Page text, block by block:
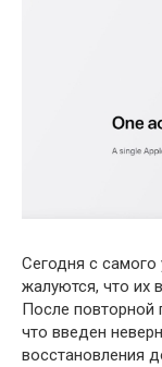
Сегодня с самого
жалуются, что их
После повторной
что введен
восстановления